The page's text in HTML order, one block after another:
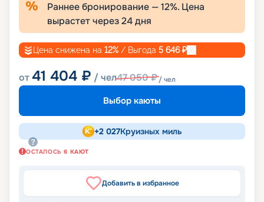
Раннее бронирование —12%. Цена
вырастет через24дня
Цена снижена на 12% / Выгода 5 646₽
от41 404 ₽ / чел47 050₽/ чел
Выбор каюты
+2 027Круизных миль
ОСТАЛОСЬ 6 КАЮТ
Добавить в избранное